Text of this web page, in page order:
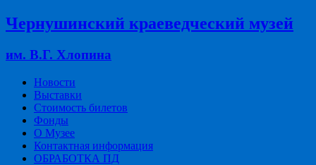
Чернушинский краеведческий музей
им. В.Г. Хлопина
Новости
Выставки
Стоимость билетов
Фонды
О Музее
Контактная информация
ОБРАБОТКА ПД